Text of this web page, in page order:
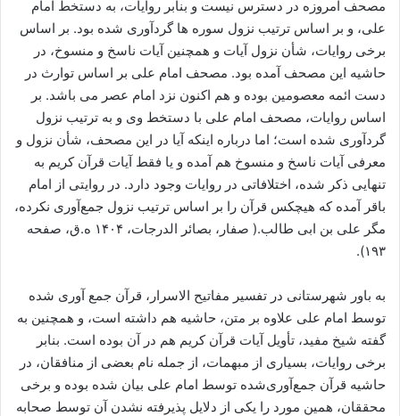
مصحف امروزه در دسترس نیست و بنابر روایات، به دستخط امام
علی، و بر اساس ترتیب نزول سوره ها گردآوری شده بود. بر اساس
برخی روایات، شأن نزول آیات و همچنین آیات ناسخ و منسوخ، در
حاشیه این مصحف آمده بود. مصحف امام علی بر اساس توارث در
دست ائمه معصومین بوده و هم اکنون نزد امام عصر می باشد. بر
اساس روایات، مصحف امام علی با دستخط وی و به ترتیب نزول
گردآوری شده است؛ اما درباره اینکه آیا در این مصحف، شأن نزول و
معرفی آیات ناسخ و منسوخ هم آمده و یا فقط آیات قرآن کریم به
تنهایی ذکر شده، اختلافاتی در روایات وجود دارد. در روایتی از امام
باقر آمده که هیچکس قرآن را بر اساس ترتیب نزول جمع‌آوری نکرده،
مگر علی بن ابی طالب.( صفار، بصائر الدرجات، ۱۴۰۴ ه.ق، صفحه
۱۹۳).
به باور شهرستانی در تفسیر مفاتیح الاسرار، قرآن جمع ‌آوری‌ شده
توسط امام علی علاوه بر متن، حاشیه هم داشته است، و همچنین به
گفته شیخ مفید، تأویل آیات قرآن کریم هم در آن بوده است. بنابر
برخی روایات، بسیاری از مبهمات، از جمله نام بعضی از منافقان، در
حاشیه قرآن جمع‌آوری‌شده توسط امام علی بیان شده بوده و برخی
محققان، همین مورد را یکی از دلایل پذیرفته‌ نشدن آن توسط صحابه